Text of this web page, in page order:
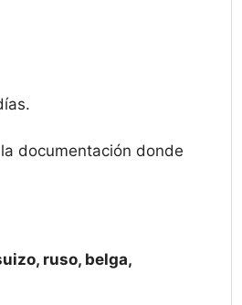
documentación donde
ruso, belga,